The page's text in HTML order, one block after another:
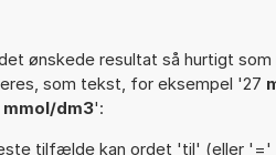
ønskede resultat så hurtigt
som tekst, for eksempel '27
mmol/dm3':
tilfælde kan ordet 'til' (eller '='